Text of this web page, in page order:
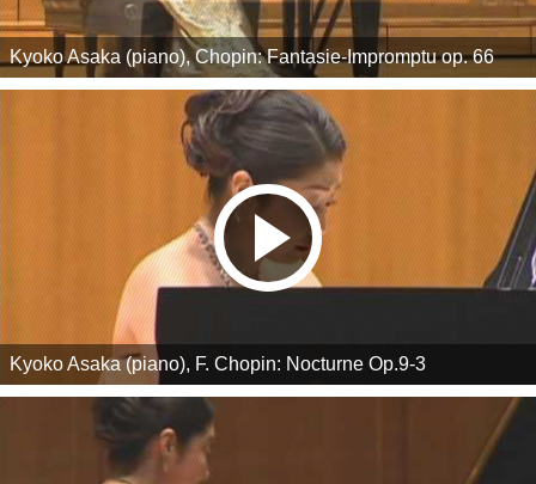
Kyoko Asaka (piano), Chopin: Fantasie-Impromptu op. 66
Kyoko Asaka (piano), F. Chopin: Nocturne Op.9-3